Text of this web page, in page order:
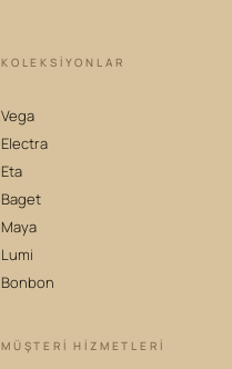
KOLEKSIYONLAR
Vega
Electra
Eta
Baget
Maya
Lumi
Bonbon
MÜŞTERİ HİZMETLERİ